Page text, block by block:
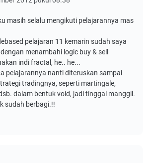
masih selalu mengikuti pelajarannya mas
pelajaran 11 kemarin sudah saya
menambahi logic buy & sell
indi fractal, he.. he...
pelajarannya nanti diteruskan sampai
tradingnya, seperti martingale,
dalam bentuk void, jadi tinggal manggil.
sudah berbagi.!!